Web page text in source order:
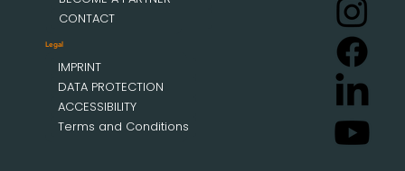
CONTACT
Legal
IMPRINT
DATA PROTECTION
ACCESSIBILITY
Terms and Conditions